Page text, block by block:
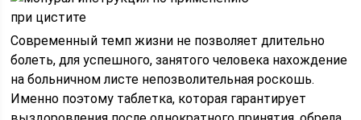
Современный темп жизни не позволяет длительно
болеть, для успешного, занятого человека нахождение
на больничном листе непозволительная роскошь.
Именно поэтому таблетка, которая гарантирует